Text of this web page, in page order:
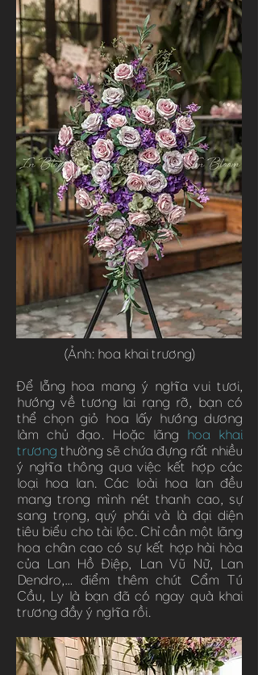
(Ảnh: hoa khai trương)
Để lẵng hoa mang ý nghĩa vui tươi,
hướng về tương lai rạng rỡ, bạn có
thể chọn giỏ hoa lấy hướng dương
làm chủ đạo. Hoặc lãng hoa khai
trương thường sẽ chứa đựng rất nhiều
ý nghĩa thông qua việc kết hợp các
loại hoa lan. Các loài hoa lan đều
mang trong mình nét thanh cao, sự
sang trọng, quý phái và là đại diện
tiêu biểu cho tài lộc. Chỉ cần một lãng
hoa chân cao có sự kết hợp hài hòa
của Lan Hồ Điệp, Lan Vũ Nữ, Lan
Dendro,… điểm thêm chút Cẩm Tú
Cầu, Ly là bạn đã có ngay quà khai
trương đầy ý nghĩa rồi.